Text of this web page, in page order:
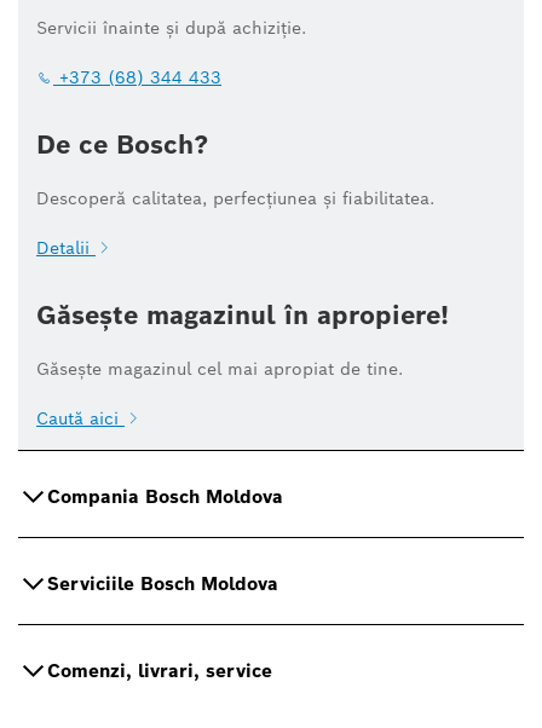
Servicii înainte și după achiziție.
+373 (68) 344 433
De ce Bosch?
Descoperă calitatea, perfecțiunea și fiabilitatea.
Detalii
Găsește magazinul în apropiere!
Găsește magazinul cel mai apropiat de tine.
Caută aici
Compania Bosch Moldova
Serviciile Bosch Moldova
Comenzi, livrari, service